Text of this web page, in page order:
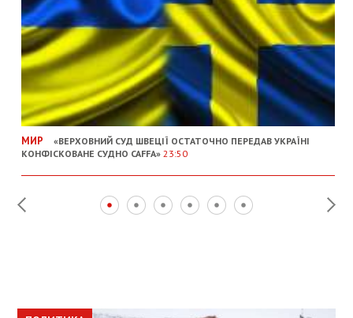
МИР
«ВЕРХОВНИЙ СУД ШВЕЦІЇ ОСТАТОЧНО ПЕРЕДАВ УКРАЇНІ
КОНФІСКОВАНЕ СУДНО CAFFA»23:50